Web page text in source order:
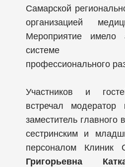
Самарской
организацией
Мероприятие имело
системе
профессионального
Участников и
встречал
заместитель главного
сестринским и
персоналом Клиник
Григорьевна